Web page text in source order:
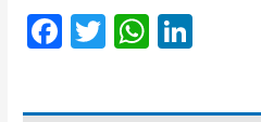
Facebook
Twitter